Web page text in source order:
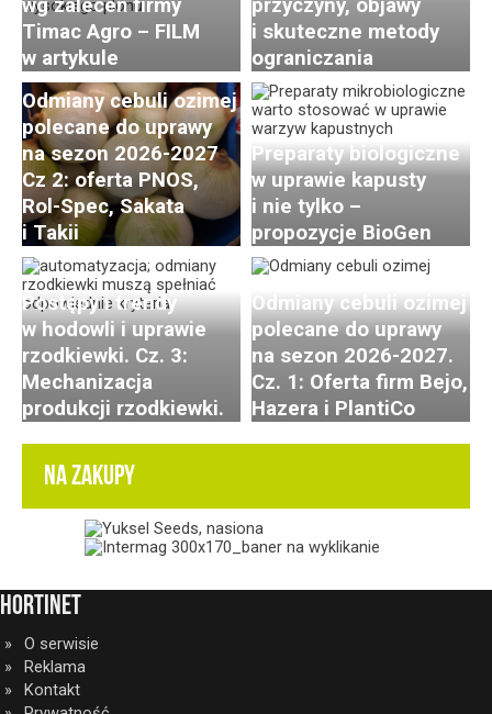
wg zaleceń firmy
Timac Agro – FILM
w artykule
przyczyny, objawy
i skuteczne metody
ograniczania
Odmiany cebuli ozimej
polecane do uprawy
na sezon 2026-2027
Cz 2: oferta PNOS,
Rol-Spec, Sakata
i Takii
Preparaty biologiczne
w uprawie kapusty
i nie tylko –
propozycje BioGen
Postępy i trendy
w hodowli i uprawie
rzodkiewki. Cz. 3:
Mechanizacja
produkcji rzodkiewki.
Odmiany cebuli ozimej
polecane do uprawy
na sezon 2026-2027.
Cz. 1: Oferta firm Bejo,
Hazera i PlantiCo
NA ZAKUPY
HortiNet
O serwisie
Reklama
Kontakt